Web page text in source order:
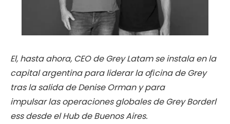
El, hasta ahora, CEO de Grey Latam se instala en la
capital argentina para liderar la oﬁcina de Grey
tras la salida de Denise Orman y para
impulsar las operaciones globales de Grey Borderl
ess desde el Hub de BuenosAires.